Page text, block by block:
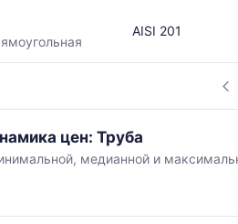
AISI 201
цен: Труба
медианной и